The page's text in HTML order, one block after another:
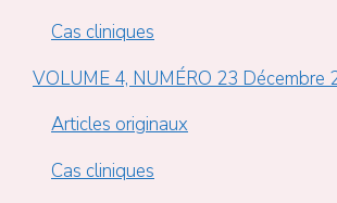
Cas cliniques
VOLUME 4, NUMÉRO 23 Décembre
Articles originaux
Cas cliniques